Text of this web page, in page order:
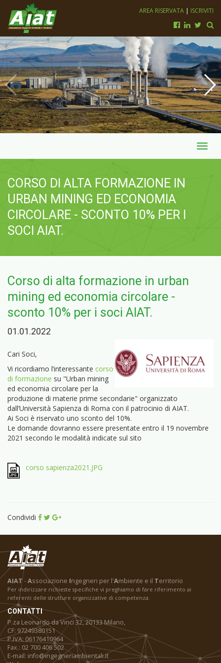
AREA RISERVATA | ISCRIVITI
CORSO DI ALTA FORMAZIONE IN
URBAN MINING ED ECONOMIA
CIRCOLARE - SCONTO 10% PER I
SOCI AIAT.
Corso di alta formazione in urban
mining ed economia circolare -
sconto 10% per i soci AIAT.
01.01.2022
Cari Soci,
Vi ricordiamo l’interessante corso
di formazione su "Urban mining
ed economia circolare per la
produzione di materie prime secondarie" organizzato
dall’Università Sapienza di Roma con il patrocinio di AIAT.
Ai Soci è riservato uno sconto del 10%.
Le domande dovranno essere presentate entro il 19 novembre
2021 secondo le modalità indicate sul sito
corso sapienza2021.JPG
Condividi
AIAT-Associazione Ingegneri per l'Ambiente e il Territorio
Per indirizzare richieste specifiche vi preghiamo di fare riferimento ai
referenti delle strutture organizzative di competenza.
CONTATTI
P.za Leonardo da Vinci 32, 20133 Milano,
CF: 97249380151
P.IVA: 06176410964
Fax.: 02 700 406 502
E-mail: info@ingegneriambientali.it